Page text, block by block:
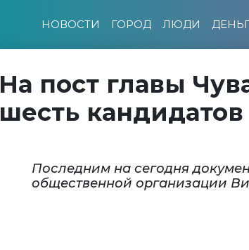
НОВОСТИ ГОРОД ЛЮДИ
На пост главы
шесть кандидатов
Последним на сегодня
общественной организации